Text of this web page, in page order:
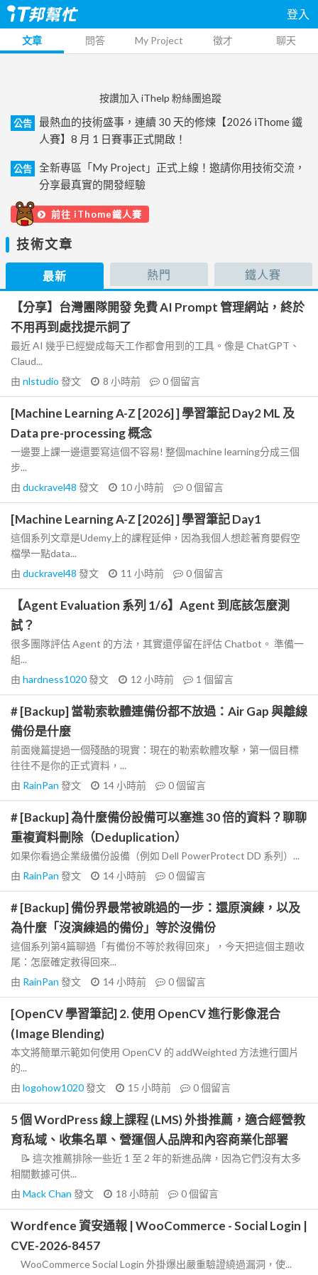
登入
文章 問答 My Project 徵才 聊天
按讚加入 iThelp 粉絲團追蹤
公告
最熱血的技術盛事，連續 30 天的修煉【2026 iThome 鐵
人賽】8 月 1 日賽事正式開啟！
公告
全新專區「My Project」正式上線！邀請你用技術交流，
分享最真實的開發經驗
前往 iThome鐵人賽
技術文章
最新 熱門 鐵人賽
【分享】台灣團隊開發 免費 AI Prompt 管理網站，終於
不用再到處找提示詞了
最近 AI 幾乎已經變成每天工作都會用到的工具。像是 ChatGPT、
Claud...
由 nlstudio 發文 8 小時前 0個留言
[Machine Learning A-Z [2026] ] 學習筆記 Day2 ML 及
Data pre-processing 概念
一邊要上課一邊還要寫這個不容易! 整個machine learning分成三個
步...
由 duckravel48 發文 10 小時前 0個留言
[Machine Learning A-Z [2026] ] 學習筆記 Day1
這個系列文章是Udemy上的課程延伸，因為我個人想趁著育嬰假空
檔學一點data...
由 duckravel48 發文 11 小時前 0個留言
【Agent Evaluation 系列 1/6】Agent 到底該怎麼測
試？
很多團隊評估 Agent 的方法，其實還停留在評估 Chatbot。 準備一
組...
由 hardness1020發文 12 小時前 1 個留言
# [Backup] 當勒索軟體連備份都不放過：Air Gap 與離線
備份是什麼
前面幾篇提過一個殘酷的現實：現在的勒索軟體攻擊，第一個目標
往往不是你的正式資料，...
由 RainPan 發文 14 小時前 0個留言
# [Backup] 為什麼備份設備可以塞進 30 倍的資料？聊聊
重複資料刪除（Deduplication）
如果你看過企業級備份設備（例如 Dell PowerProtect DD 系列）...
由 RainPan 發文 14 小時前 0個留言
# [Backup] 備份界最常被跳過的一步：還原演練，以及
為什麼「沒演練過的備份」等於沒備份
這個系列第4篇聊過「有備份不等於救得回來」，今天把這個主題收
尾：怎麼確定救得回來...
由 RainPan 發文 14 小時前 0個留言
[OpenCV 學習筆記] 2. 使用 OpenCV 進行影像混合
(Image Blending)
本文將簡單示範如何使用 OpenCV 的 addWeighted 方法進行圖片
的...
由 logohow1020發文 15 小時前 0個留言
5 個 WordPress 線上課程 (LMS) 外掛推薦，適合經營教
育私域、收集名單、營運個人品牌和內容商業化部署
📝 這次推薦排除一些近 1 至 2 年的新進品牌，因為它們沒有太多
相關數據可供...
由 Mack Chan 發文 18 小時前 0個留言
Wordfence 資安通報 | WooCommerce - Social Login |
CVE-2026-8457
WooCommerce Social Login 外掛爆出嚴重驗證繞過漏洞，使...